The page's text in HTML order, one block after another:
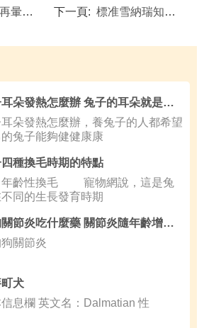
小技巧 下一頁: 標准雪納瑞知多少
兔子耳朵發熱怎麼辦 兔子的耳朵就是體溫計
朵發熱怎麼辦，養兔子的人都希望
的兔子能夠健健康康
種換毛時期的特點
性換毛 寵物網說，這是兔
同的生長發育時期
狗狗關節炎吃什麼藥 關節炎隨年齡增加而更嚴重
關節炎
犬
息欄 英文名：Dalmatian 性